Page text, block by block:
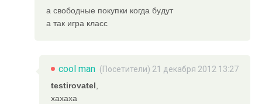
а свободные покупки когда будут
а так игра класс
cool man (Посетители) 21 декабря 2012 13:27
testirovatel
хахаха